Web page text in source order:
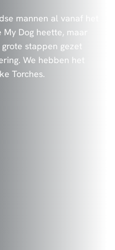
mannen al vanaf het
Dog heette, maar
stappen gezet
We hebben het
Torches.